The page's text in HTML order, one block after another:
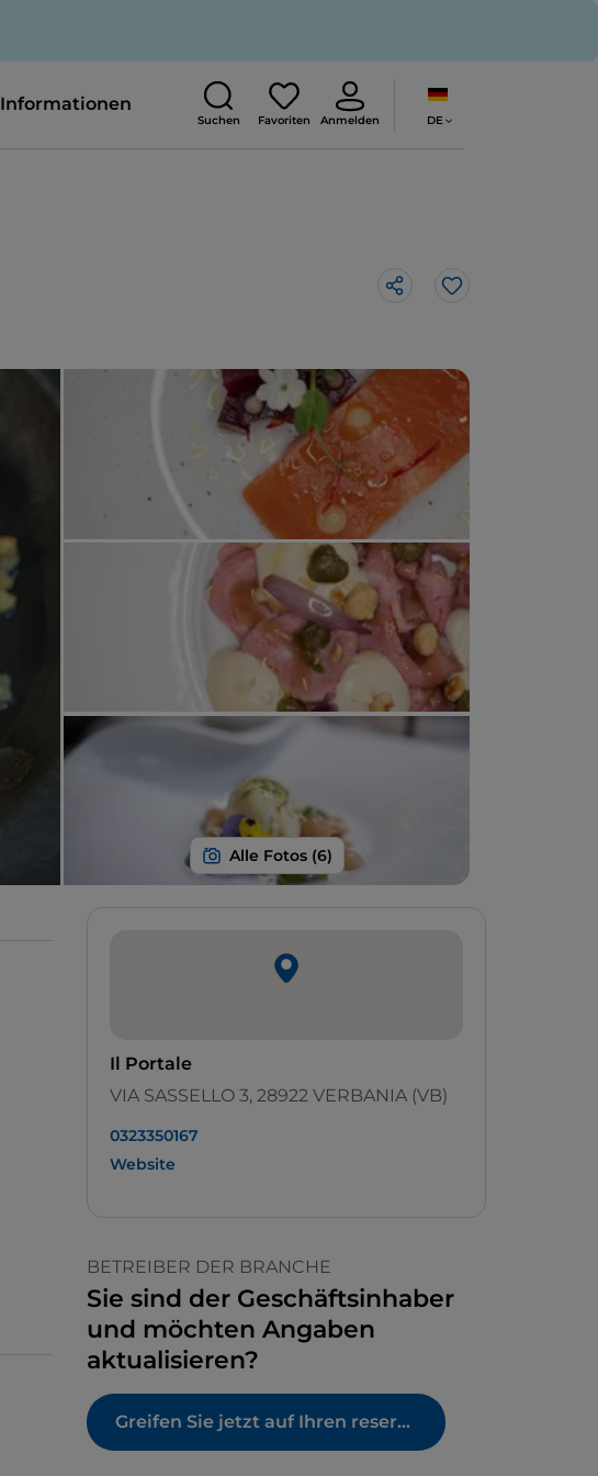
Informationen
Suchen Favoriten Anmelden DE
Like
Il Portale
VIA SASSELLO 3, 28922 VERBANIA (VB)
0323350167
Website
BETREIBER DER BRANCHE
Sie sind der Geschäftsinhaber
und möchten Angaben
aktualisieren?
Greifen Sie jetzt auf Ihren reservierten Bereich zu